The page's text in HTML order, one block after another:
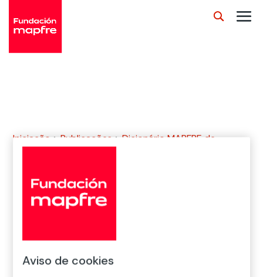
Iniciação >Publicações >Dicionário MAPFRE de
A B C D
Aviso de cookies